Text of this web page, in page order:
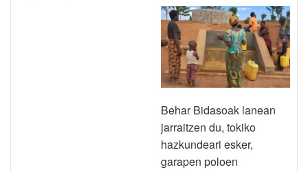
Behar Bidasoak lanean
jarraitzen du, tokiko
hazkundeari esker,
garapen poloen